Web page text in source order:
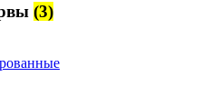
(3)